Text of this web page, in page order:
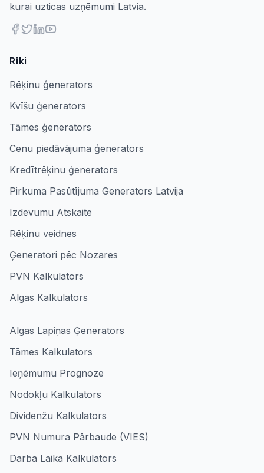
kurai uzticas uzņēmumi Latvia.
Rīki
Rēķinu ģenerators
Kvīšu ģenerators
Tāmes ģenerators
Cenu piedāvājuma ģenerators
Kredītrēķinu ģenerators
Pirkuma Pasūtījuma Generators Latvija
Izdevumu Atskaite
Rēķinu veidnes
Ģeneratori pēc Nozares
PVN Kalkulators
Algas Kalkulators
Algas Lapiņas Ģenerators
Tāmes Kalkulators
Ieņēmumu Prognoze
Nodokļu Kalkulators
Dividenžu Kalkulators
PVN Numura Pārbaude (VIES)
Darba Laika Kalkulators